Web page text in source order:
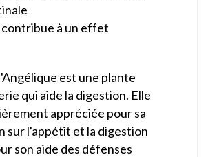
contribue à un effet
est une plante
qui aide la digestion. Elle
appréciée pour sa
sur l'appétit et la digestion
son aide des défenses